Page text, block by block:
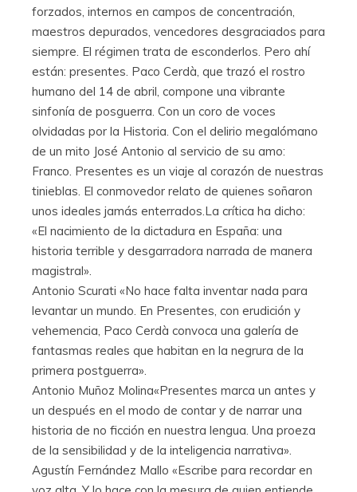
forzados, internos en campos de concentración,
maestros depurados, vencedores desgraciados para
siempre. El régimen trata de esconderlos. Pero ahí
están: presentes. Paco Cerdà, que trazó el rostro
humano del 14 de abril, compone una vibrante
sinfonía de posguerra. Con un coro de voces
olvidadas por la Historia. Con el delirio megalómano
de un mito José Antonio al servicio de su amo:
Franco. Presentes es un viaje al corazón de nuestras
tinieblas. El conmovedor relato de quienes soñaron
unos ideales jamás enterrados.La crítica ha dicho:
«El nacimiento de la dictadura en España: una
historia terrible y desgarradora narrada de manera
magistral».
Antonio Scurati «No hace falta inventar nada para
levantar un mundo. En Presentes, con erudición y
vehemencia, Paco Cerdà convoca una galería de
fantasmas reales que habitan en la negrura de la
primera postguerra».
Antonio Muñoz Molina«Presentes marca un antes y
un después en el modo de contar y de narrar una
historia de no ficción en nuestra lengua. Una proeza
de la sensibilidad y de la inteligencia narrativa».
Agustín Fernández Mallo «Escribe para recordar en